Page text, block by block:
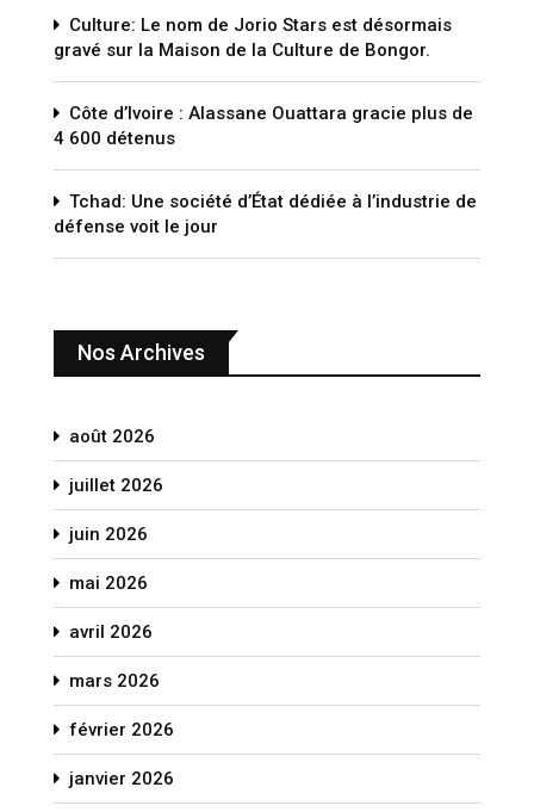
Culture: Le nom de Jorio Stars est désormais
gravé sur la Maison de la Culture de Bongor.
Côte d’Ivoire : Alassane Ouattara gracie plus de
4 600 détenus
Tchad: Une société d’État dédiée à l’industrie de
défense voit le jour
Nos Archives
août 2026
juillet 2026
juin 2026
mai 2026
avril 2026
mars 2026
février 2026
janvier 2026